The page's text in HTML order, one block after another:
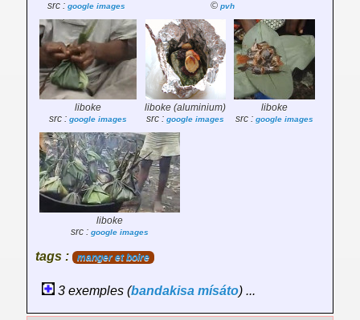
src : google images
© pvh
liboke
src : google images
liboke (aluminium)
src : google images
liboke
src : google images
liboke
src : google images
tags : manger et boire
3 exemples (bandakisa mísáto) ...